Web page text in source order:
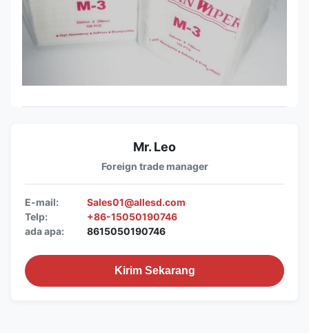
Mr. Leo
Foreign trade manager
E-mail:
Sales01@allesd.com
Telp:
+86-15050190746
ada apa:
8615050190746
Kirim Sekarang